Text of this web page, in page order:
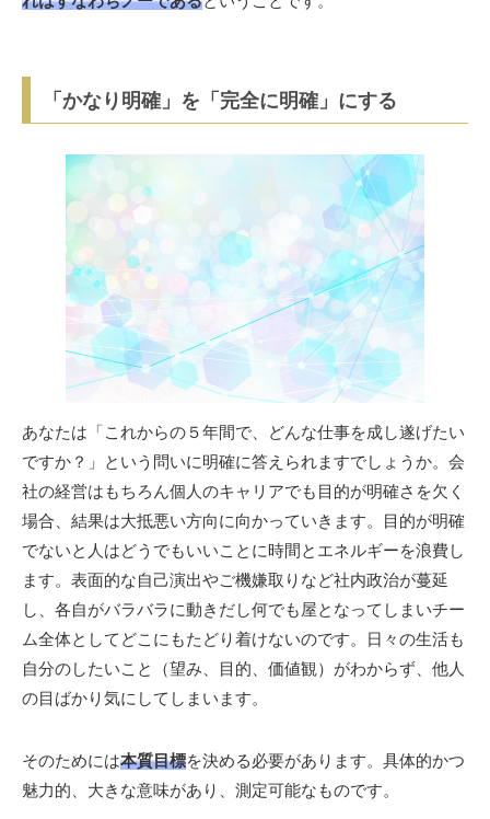
「かなり明確」を「完全に明確」にする
あなたは「これからの５年間で、どんな仕事を成し遂げたい
ですか？」という問いに明確に答えられますでしょうか。会
社の経営はもちろん個人のキャリアでも目的が明確さを欠く
場合、結果は大抵悪い方向に向かっていきます。目的が明確
でないと人はどうでもいいことに時間とエネルギーを浪費し
ます。表面的な自己演出やご機嫌取りなど社内政治が蔓延
し、各自がバラバラに動きだし何でも屋となってしまいチー
ム全体としてどこにもたどり着けないのです。日々の生活も
自分のしたいこと（望み、目的、価値観）がわからず、他人
の目ばかり気にしてしまいます。
そのためには本質目標を決める必要があります。具体的かつ
魅力的、大きな意味があり、測定可能なものです。